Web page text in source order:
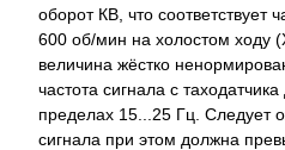
оборот КВ, что соответствует
600 об/мин на холостом ходу
величина жёстко
частота сигнала с
пределах 15...25 Гц. Следует
сигнала при этом должна